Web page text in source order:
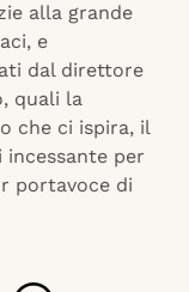
alla grande
e
dal direttore
quali la
che ci ispira, il
incessante per
portavoce di